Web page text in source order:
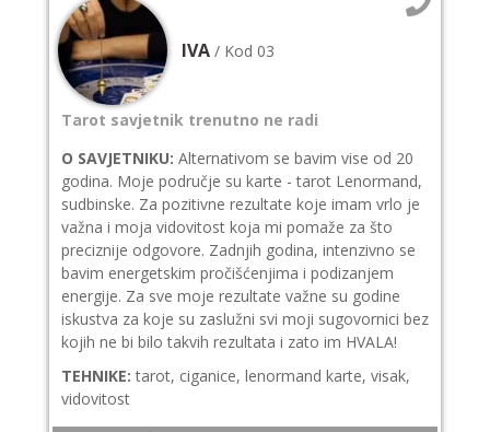
IVA / Kod 03
Tarot savjetnik trenutno ne radi
O SAVJETNIKU: Alternativom se bavim vise od 20
godina. Moje područje su karte - tarot Lenormand,
sudbinske. Za pozitivne rezultate koje imam vrlo je
važna i moja vidovitost koja mi pomaže za što
preciznije odgovore. Zadnjih godina, intenzivno se
bavim energetskim pročišćenjima i podizanjem
energije. Za sve moje rezultate važne su godine
iskustva za koje su zaslužni svi moji sugovornici bez
kojih ne bi bilo takvih rezultata i zato im HVALA!
TEHNIKE: tarot, ciganice, lenormand karte, visak,
vidovitost